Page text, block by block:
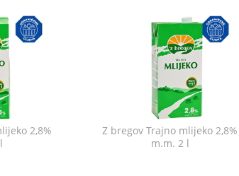
2,8%
Z bregov Trajno mlijeko 2,8%
m.m. 2 l